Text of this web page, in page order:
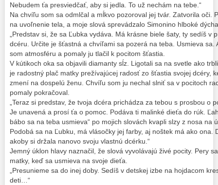
Nebudem ťa presviedčať, aby si jedla. To už nechám na tebe.“
Na chvíľu som sa odmlčal a mĺkvo pozoroval jej tvár. Zatvorila oči.
na uvoľnenie tela, a moje slová sprevádzalo Simonino hlboké
„Predstav si, že sa Ľubka vydáva. Má krásne biele šaty, ty sedíš v
dcéru. Určite je šťastná a chvíľami sa pozerá na teba. Usmieva sa.
som atmosféru a pomaly ju tlačil k pocitom šťastia.
V kútikoch oka sa objavili diamanty sĺz. Ligotali sa na svetle ako
je radostný plač matky prežívajúcej radosť zo šťastia svojej dcéry,
zmení na dospelú ženu. Chvíľu som ju nechal slniť sa v pocitoch
pomaly pokračoval.
„Teraz si predstav, že tvoja dcéra prichádza za tebou s prosbou o
Je unavená a prosí ťa o pomoc. Podáva ti malinké dieťa do rúk.
bábo sa na teba usmieva“ po mojich slovách kvapli slzy z nosa na
Podobá sa na Ľubku, má vlásočky jej farby, aj noštek má ako ona.
akoby si držala nanovo svoju vlastnú dcérku.“
Jemný úklon hlavy naznačil, že slová vyvolávajú živé pocity. Pery
matky, keď sa usmieva na svoje dieťa.
„Presunieme sa do inej doby. Sedíš v detskej izbe na hojdacom
deti…“